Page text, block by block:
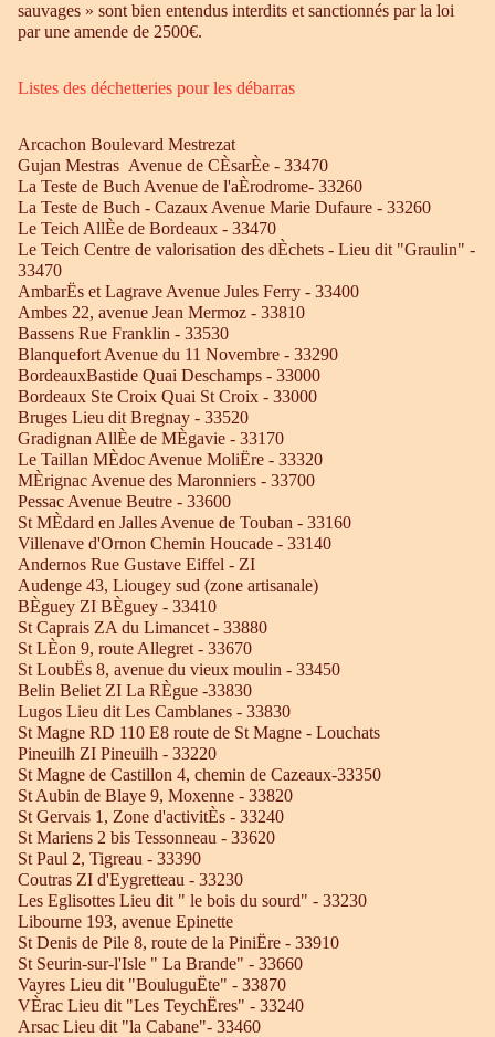
sauvages » sont bien entendus interdits et sanctionnés par la loi
par une amende de 2500€.
Listes des déchetteries pour les débarras
Arcachon Boulevard Mestrezat
Gujan Mestras Avenue de CÈsarÈe - 33470
La Teste de Buch Avenue de l'aÈrodrome- 33260
La Teste de Buch - Cazaux Avenue Marie Dufaure - 33260
Le Teich AllÈe de Bordeaux - 33470
Le Teich Centre de valorisation des dÈchets - Lieu dit "Graulin" -
33470
AmbarËs et Lagrave Avenue Jules Ferry - 33400
Ambes 22, avenue Jean Mermoz - 33810
Bassens Rue Franklin - 33530
Blanquefort Avenue du 11 Novembre - 33290
BordeauxBastide Quai Deschamps - 33000
Bordeaux Ste Croix Quai St Croix - 33000
Bruges Lieu dit Bregnay - 33520
Gradignan AllÈe de MÈgavie - 33170
Le Taillan MÈdoc Avenue MoliËre - 33320
MÈrignac Avenue des Maronniers - 33700
Pessac Avenue Beutre - 33600
St MÈdard en Jalles Avenue de Touban - 33160
Villenave d'Ornon Chemin Houcade - 33140
Andernos Rue Gustave Eiffel - ZI
Audenge 43, Liougey sud (zone artisanale)
BÈguey ZI BÈguey - 33410
St Caprais ZA du Limancet - 33880
St LÈon 9, route Allegret - 33670
St LoubËs 8, avenue du vieux moulin - 33450
Belin Beliet ZI La RÈgue -33830
Lugos Lieu dit Les Camblanes - 33830
St Magne RD 110 E8 route de St Magne - Louchats
Pineuilh ZI Pineuilh - 33220
St Magne de Castillon 4, chemin de Cazeaux-33350
St Aubin de Blaye 9, Moxenne - 33820
St Gervais 1, Zone d'activitÈs - 33240
St Mariens 2 bis Tessonneau - 33620
St Paul 2, Tigreau - 33390
Coutras ZI d'Eygretteau - 33230
Les Eglisottes Lieu dit " le bois du sourd" - 33230
Libourne 193, avenue Epinette
St Denis de Pile 8, route de la PiniËre - 33910
St Seurin-sur-l'Isle " La Brande" - 33660
Vayres Lieu dit "BouluguËte" - 33870
VÈrac Lieu dit "Les TeychËres" - 33240
Arsac Lieu dit "la Cabane"- 33460